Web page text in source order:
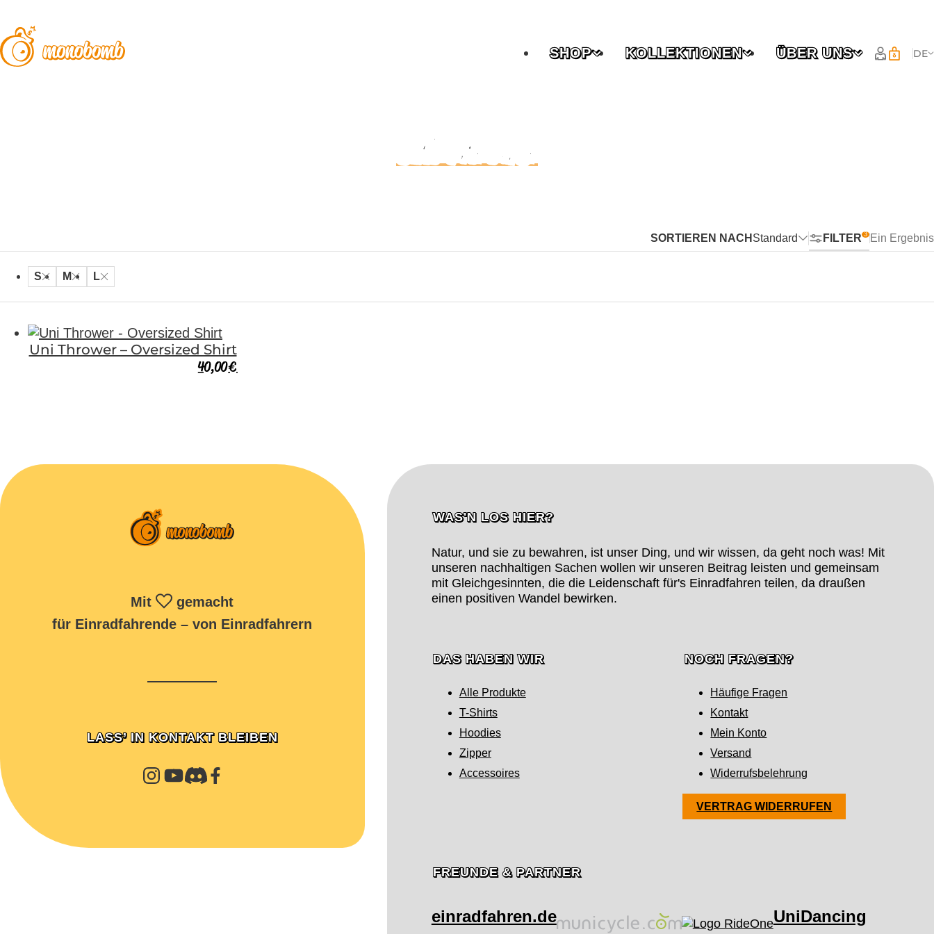
SHOP KOLLEKTIONEN ÜBER UNS DE
Uni Thrower
Ein Ergebnis
SORTIEREN NACH Standard FILTER
S M L
Uni Thrower – Oversized Shirt
40,00€
Mit
gemacht
für Einradfahrende – von Einradfahrern
LASS’ IN KONTAKT BLEIBEN
WAS'N LOS HIER?
Natur, und sie zu bewahren, ist unser Ding, und wir wissen, da geht noch was! Mit
unseren nachhaltigen Sachen wollen wir unseren Beitrag leisten und gemeinsam
mit Gleichgesinnten, die die Leidenschaft für's Einradfahren teilen, da draußen
einen positiven Wandel bewirken.
DAS HABEN WIR
Alle Produkte
T-Shirts
Hoodies
Zipper
Accessoires
NOCH FRAGEN?
Häufige Fragen
Kontakt
Mein Konto
Versand
Widerrufsbelehrung
VERTRAG WIDERRUFEN
FREUNDE & PARTNER
einradfahren.de UniDancing